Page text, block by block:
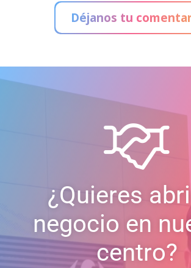
Déjanos tu
¿Quieres
negocio en
centro?